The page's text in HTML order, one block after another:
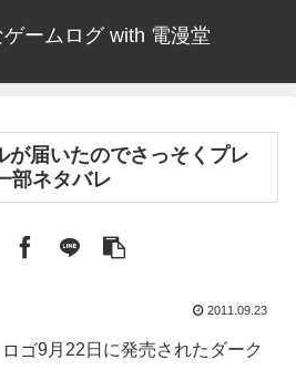
ームログ with 電漫堂
が届いたのでさっそくプレ
部ネタバレ
2011.09.23
9月22日に発売されたダーク